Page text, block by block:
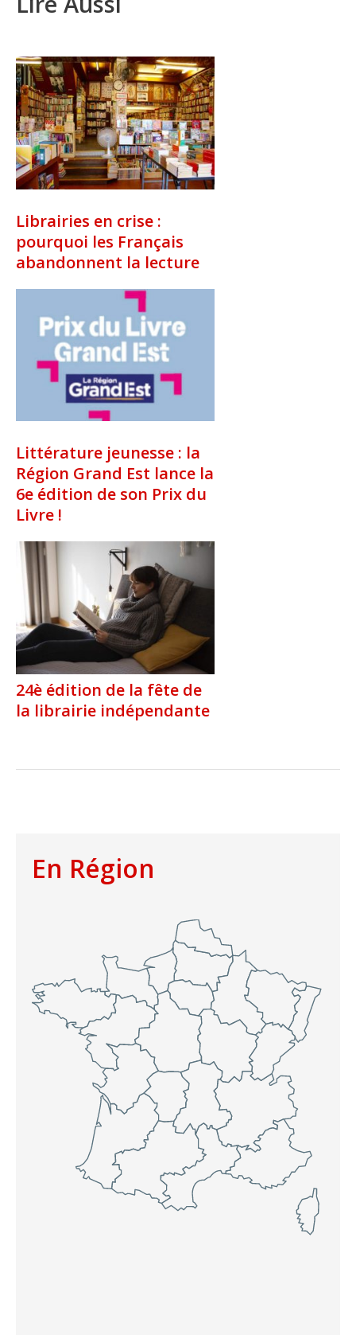
Librairies en crise :
pourquoi les Français
abandonnent la lecture
Littérature jeunesse : la
Région Grand Est lance la
6e édition de son Prix du
Livre !
24è édition de la fête de
la librairie indépendante
En Région